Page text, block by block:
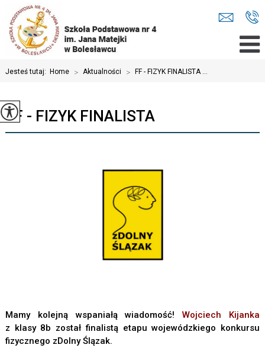
Jesteś tutaj: Home > Aktualności > FF - FIZYK FINALISTA ...
FF - FIZYK FINALISTA
Mamy kolejną wspaniałą wiadomość!Wojciech Kijanka
z klasy 8b został finalistą etapu wojewódzkiego konkursu
fizycznego zDolny Ślązak.